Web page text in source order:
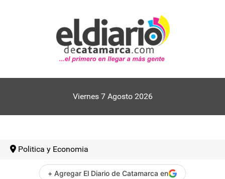
Viernes 7 Agosto 2026
Politica y Economia
+ Agregar El Diario de Catamarca en